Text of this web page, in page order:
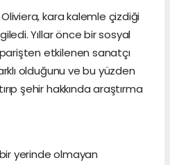
Oliviera, kara kalemle çizdiği
Yıllar önce bir sosyal
etkilenen sanatçı
olduğunu ve bu yüzden
şehir hakkında araştırma
yerinde olmayan